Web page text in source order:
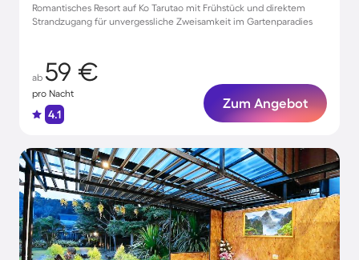
Romantisches Resort auf Ko Tarutao mit Frühstück und direktem
Strandzugang für unvergessliche Zweisamkeit im Gartenparadies
ab 59 €
pro Nacht
4.1
Zum Angebot